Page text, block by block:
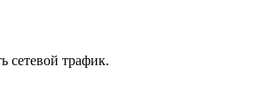
сетевой трафик.